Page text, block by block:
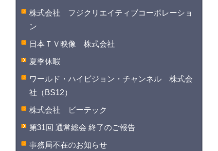
株式会社 フジクリエイティブコーポレーショ
ン
日本ＴＶ映像 株式会社
夏季休暇
ワールド・ハイビジョン・チャンネル 株式会
社（BS12）
株式会社 ビーテック
第31回 通常総会 終了のご報告
事務局不在のお知らせ